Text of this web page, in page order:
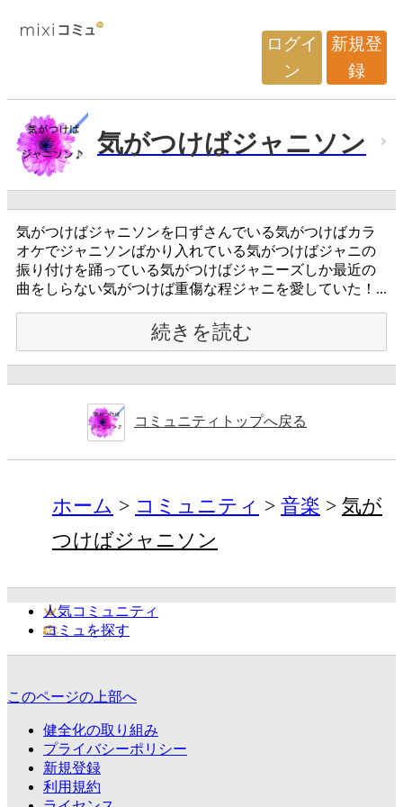
ログイ
ン
新規登
録
気がつけばジャニソン
気がつけばジャニソンを口ずさんでいる気がつけばカラ
オケでジャニソンばかり入れている気がつけばジャニの
振り付けを踊っている気がつけばジャニーズしか最近の
曲をしらない気がつけば重傷な程ジャニを愛していた！...
続きを読む
コミュニティトップへ戻る
ホーム コミュニティ 音楽
気が
つけばジャニソン
人気コミュニティ
コミュを探す
このページの上部へ
健全化の取り組み
プライバシーポリシー
新規登録
利用規約